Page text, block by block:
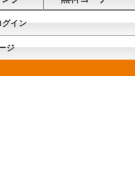
グイン
ジ